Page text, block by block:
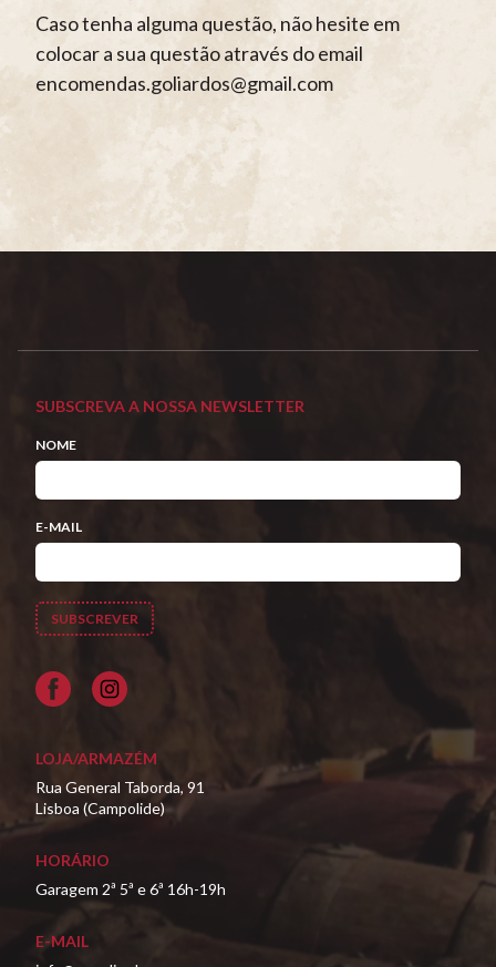
Caso tenha alguma questão, não hesite em
colocar a sua questão através do email
encomendas.goliardos@gmail.com
SUBSCREVA A NOSSA NEWSLETTER
NOME
E-MAIL
Facebook
LOJA/ARMAZÉM
Rua General Taborda, 91
Lisboa (Campolide)
HORÁRIO
Garagem 2ª 5ª e 6ª 16h-19h
E-MAIL